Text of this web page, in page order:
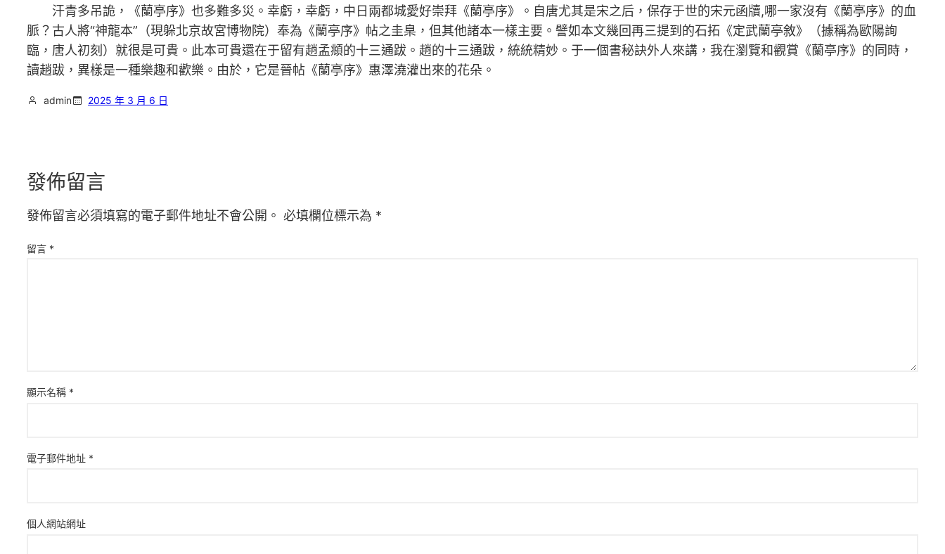
汗青多吊詭，《蘭亭序》也多難多災。幸虧，幸虧，中日兩都城愛好崇拜《蘭亭序》。自唐尤其是宋之后，保存于世的宋元函牘,哪一家沒有《蘭亭序》的血
脈？古人將“神龍本”（現躲北京故宮博物院）奉為《蘭亭序》帖之圭臬，但其他諸本一樣主要。譬如本文幾回再三提到的石拓《定武蘭亭敘》（據稱為歐陽詢
臨，唐人初刻）就很是可貴。此本可貴還在于留有趙孟頫的十三通跋。趙的十三通跋，統統精妙。于一個書秘訣外人來講，我在瀏覽和觀賞《蘭亭序》的同時，
讀趙跋，異樣是一種樂趣和歡樂。由於，它是晉帖《蘭亭序》惠澤澆灌出來的花朵。
admin 2025 年 3 月 6 日
發佈留言
發佈留言必須填寫的電子郵件地址不會公開。 必填欄位標示為 *
留言 *
顯示名稱 *
電子郵件地址 *
個人網站網址